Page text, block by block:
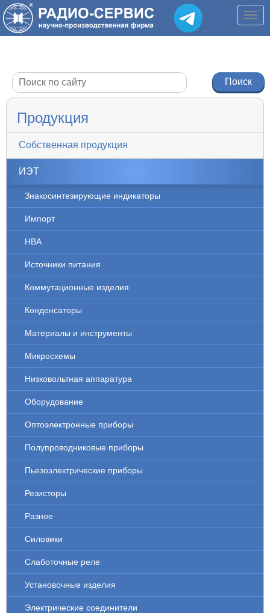
Продукция
Собственная продукция
ИЭТ
Знакосинтезирующие индикаторы
Импорт
НВА
Источники питания
Коммутационные изделия
Конденсаторы
Материалы и инструменты
Микросхемы
Низковольтная аппаратура
Оборудование
Оптоэлектронные приборы
Полупроводниковые приборы
Пьезоэлектрические приборы
Резисторы
Разное
Силовики
Слаботочные реле
Установочные изделия
Электрические соединители